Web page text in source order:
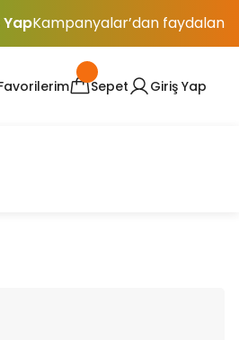
YapKampanyalar’dan faydalan
Sepet Giriş Yap